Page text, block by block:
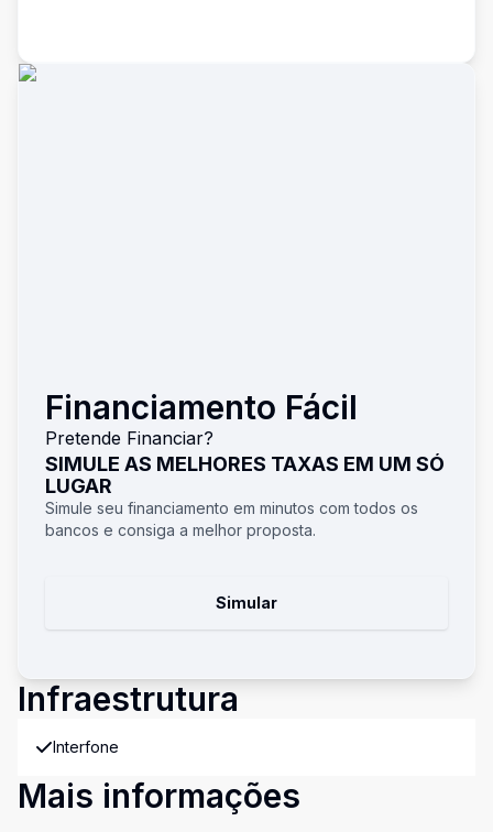
Financiamento Fácil
Pretende Financiar?
SIMULE AS MELHORES TAXAS EM UM SÓ
LUGAR
Simule seu financiamento em minutos com todos os
bancos e consiga a melhor proposta.
Simular
Infraestrutura
Interfone
Mais informações